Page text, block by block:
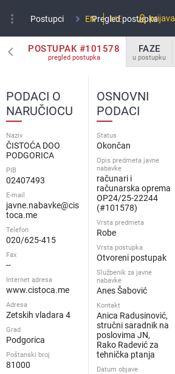
more_vert Postupci Pregled postupka
EN ME prijava
POSTUPAK #101578
pregled postupka
FAZE
u postupku
OSNOVNI
PODACI
Status
Okončan
Opis predmeta javne
nabavke
računari i
računarska oprema
OP24/25-22244
(#101578)
Vrsta predmeta
Robe
Vrsta postupka
Otvoreni postupak
Službenik za javne
nabavke
Anes Šabović
Kontakt
Anica Radusinović,
stručni saradnik na
poslovima JN,
Rako Radević za
tehnička ptanja
Datum objave
PODACI O
NARUČIOCU
Naziv
ČISTOĆA DOO
PODGORICA
PIB
02407493
E-mail
javne.nabavke@cis
toca.me
Telefon
020/625-415
Fax
--
Internet adresa
www.cistoca.me
Adresa
Zetskih vladara 4
Grad
Podgorica
Poštanski broj
81000